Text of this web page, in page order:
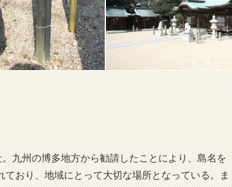
九州の博多地方から勧請したことにより、島名を
おり、地域にとって大切な場所となっている。ま